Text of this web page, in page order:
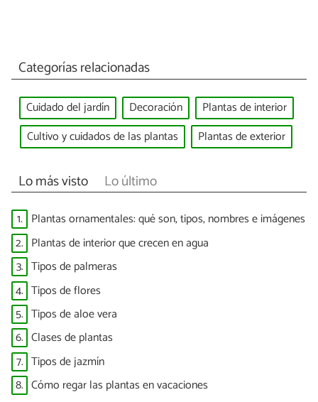
Categorías relacionadas
Cuidado del jardín Decoración
Plantas de interior
Cultivo y cuidados de las plantas
Plantas de exterior
Lo más visto Lo último
1. Plantas ornamentales: qué son, tipos, nombres e imágenes
2. Plantas de interior que crecen en agua
3. Tipos de palmeras
4. Tipos de flores
5. Tipos de aloe vera
6. Clases de plantas
7. Tipos de jazmín
8. Cómo regar las plantas en vacaciones